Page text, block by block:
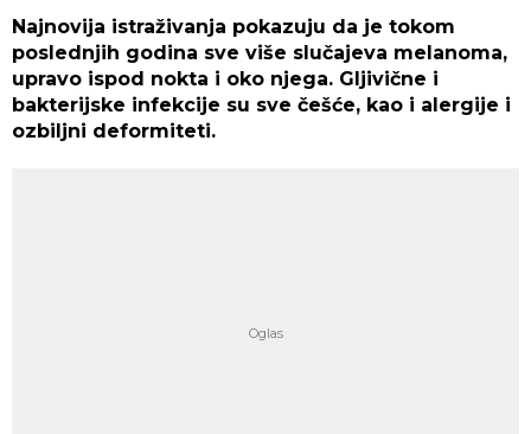
Najnovija istraživanja pokazuju da je tokom
poslednjih godina sve više slučajeva melanoma,
upravo ispod nokta i oko njega. Gljivične i
bakterijske infekcije su sve češće, kao i alergije i
ozbiljni deformiteti.